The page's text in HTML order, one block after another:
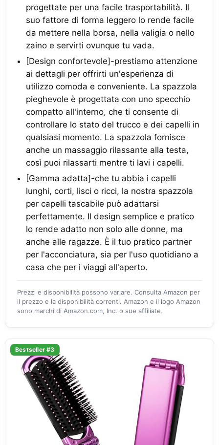
progettate per una facile trasportabilità. Il
suo fattore di forma leggero lo rende facile
da mettere nella borsa, nella valigia o nello
zaino e servirti ovunque tu vada.
[Design confortevole]-prestiamo attenzione
ai dettagli per offrirti un'esperienza di
utilizzo comoda e conveniente. La spazzola
pieghevole è progettata con uno specchio
compatto all'interno, che ti consente di
controllare lo stato del trucco e dei capelli in
qualsiasi momento. La spazzola fornisce
anche un massaggio rilassante alla testa,
così puoi rilassarti mentre ti lavi i capelli.
[Gamma adatta]-che tu abbia i capelli
lunghi, corti, lisci o ricci, la nostra spazzola
per capelli tascabile può adattarsi
perfettamente. Il design semplice e pratico
lo rende adatto non solo alle donne, ma
anche alle ragazze. È il tuo pratico partner
per l'acconciatura, sia per l'uso quotidiano a
casa che per i viaggi all'aperto.
Prezzi e disponibilità possono variare. Consulta Amazon per
il prezzo e la disponibilità correnti. Amazon e il logo Amazon
sono marchi di Amazon.com, Inc. o sue affiliate.
Bestseller #3